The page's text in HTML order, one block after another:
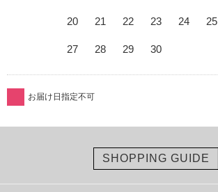
20 21 22 23 24 25
27 28 29 30
お届け日指定不可
SHOPPING GUIDE